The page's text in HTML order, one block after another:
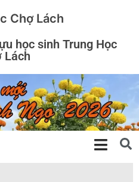
Chợ Lách
học sinh Trung Học
Lách